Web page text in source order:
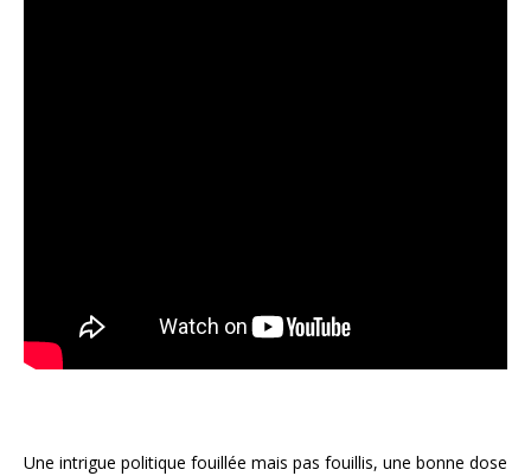
Une intrigue politique fouillée mais pas fouillis, une bonne dose